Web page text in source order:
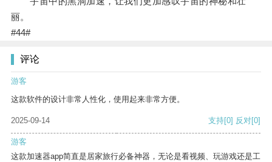
丽。
#44#
评论
游客
这款软件的设计非常人性化，使用起来非常方便。
2025-09-14 支持[0] 反对[0]
游客
这款加速器app简直是居家旅行必备神器，无论是看视频、玩游戏还是工